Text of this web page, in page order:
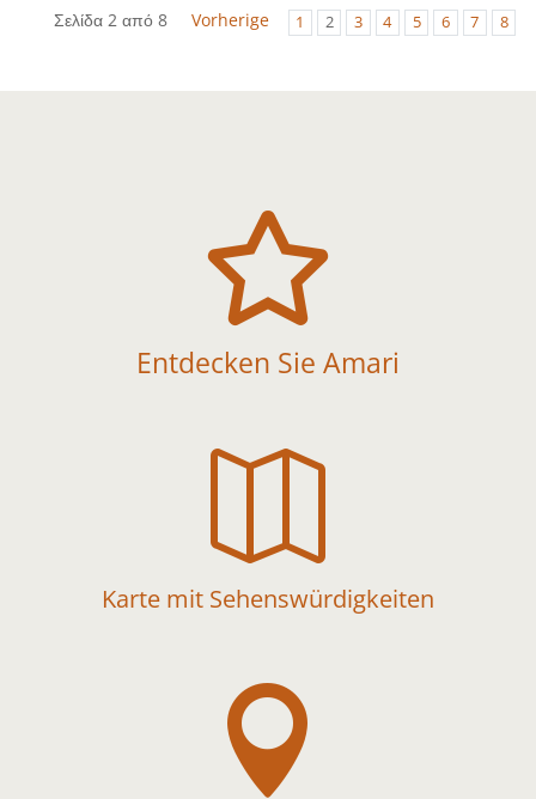
Σελίδα 2 από 8 Vorherige 1 2 3 4 5 6 7 8

Entdecken Sie Amari

Karte mit Sehenswürdigkeiten
